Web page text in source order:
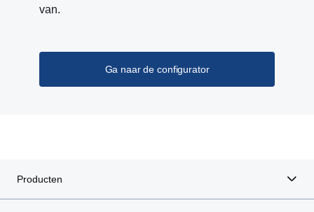
van.
Ga naar de configurator
Producten